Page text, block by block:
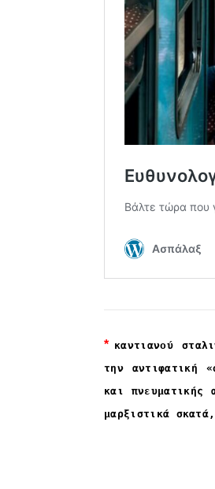
* καντιανού
την αντιφατική
και πνευματικής
μαρξιστικά